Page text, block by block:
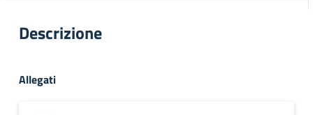
Descrizione
Allegati